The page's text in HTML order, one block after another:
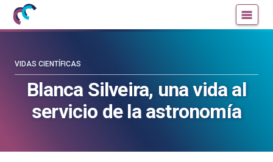
Mujeres
con
Científica
la
blog
Científica
la
Blanca Silveira, una vida al
servicio de la astronomía
VIDAS CIENTÍFICAS